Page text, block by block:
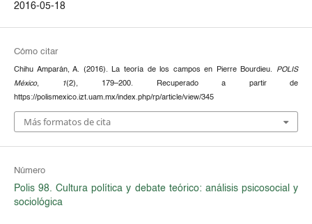
2016-05-18
Cómo citar
Chihu Amparán, A. (2016). La teoría de los campos en Pierre Bourdieu. POLIS
México, 1(2), 179–200. Recuperado a partir de
https://polismexico.izt.uam.mx/index.php/rp/article/view/345
Más formatos de cita
Número
Polis 98. Cultura política y debate teórico: análisis psicosocial y
sociológica